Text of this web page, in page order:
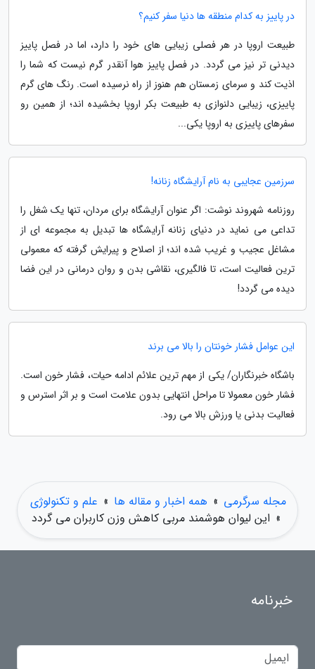
در پاییز به کدام منطقه ها دنیا سفر کنیم؟
طبیعت اروپا در هر فصلی زیبایی های خود را دارد، اما در فصل پاییز
دیدنی تر نیز می گردد. در فصل پاییز هوا آنقدر گرم نیست که شما را
اذیت کند و سرمای زمستان هم هنوز از راه نرسیده است. رنگ های گرم
پاییزی، زیبایی دلنوازی به طبیعت بکر اروپا بخشیده اند؛ از همین رو
سفرهای پاییزی به اروپا یکی...
سرزمین عجایبی به نام آرایشگاه زنانه!
روزنامه شهروند نوشت: اگر عنوان آرایشگاه برای مردان، تنها یک شغل را
تداعی می نماید در دنیای زنانه آرایشگاه ها تبدیل به مجموعه ای از
مشاغل عجیب و غریب شده اند؛ از اصلاح و پیرایش گرفته که معمولی
ترین فعالیت است، تا فالگیری، نقاشی بدن و روان درمانی در این فضا
دیده می گردد!
این عوامل فشار خونتان را بالا می برند
باشگاه خبرنگاران/ یکی از مهم ترین علائم ادامه حیات، فشار خون است.
فشار خون معمولا تا مراحل انتهایی بدون علامت است و بر اثر استرس و
فعالیت بدنی یا ورزش بالا می رود.
مجله سرگرمی » همه اخبار و مقاله ها » علم و تکنولوژی
» این لیوان هوشمند مربی کاهش وزن کاربران می گردد
خبرنامه